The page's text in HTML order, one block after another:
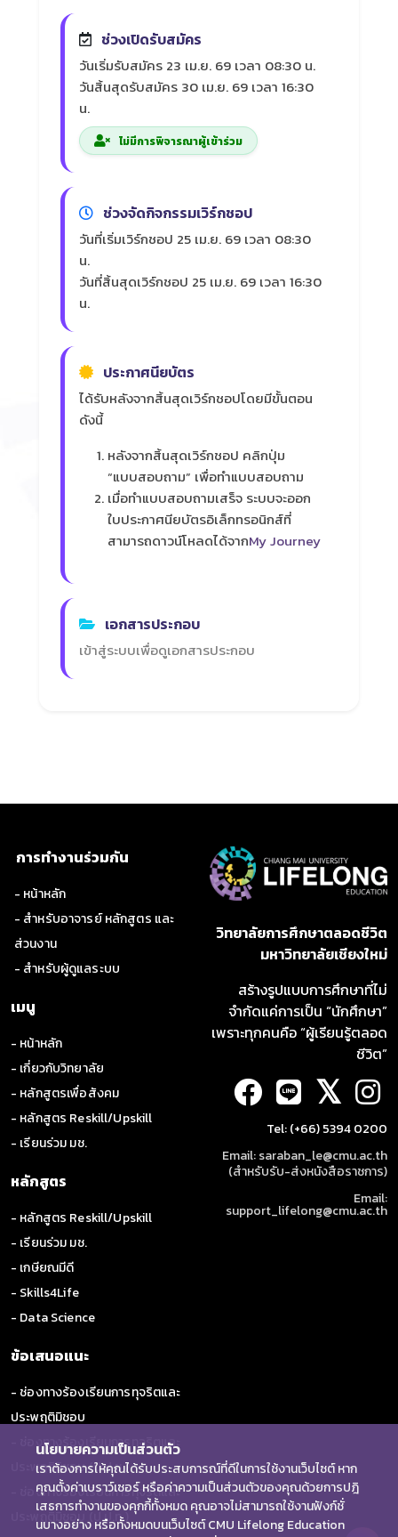
ช่วงเปิดรับสมัคร
วันเริ่มรับสมัคร 23 เม.ย. 69 เวลา 08:30 น.
วันสิ้นสุดรับสมัคร 30 เม.ย. 69 เวลา 16:30
น.
ไม่มีการพิจารณาผู้เข้าร่วม
ช่วงจัดกิจกรรมเวิร์กชอป
วันที่เริ่มเวิร์กชอป 25 เม.ย. 69 เวลา 08:30
น.
วันที่สิ้นสุดเวิร์กชอป 25 เม.ย. 69 เวลา 16:30
น.
ประกาศนียบัตร
ได้รับหลังจากสิ้นสุดเวิร์กชอปโดยมีขั้นตอน
ดังนี้
หลังจากสิ้นสุดเวิร์กชอป คลิกปุ่ม
“แบบสอบถาม” เพื่อทำแบบสอบถาม
เมื่อทำแบบสอบถามเสร็จ ระบบจะออก
ใบประกาศนียบัตรอิเล็กทรอนิกส์ที่
สามารถดาวน์โหลดได้จากMy Journey
เอกสารประกอบ
เข้าสู่ระบบเพื่อดูเอกสารประกอบ
การทำงานร่วมกัน
- หน้าหลัก
- สำหรับอาจารย์ หลักสูตร และ
ส่วนงาน
- สำหรับผู้ดูแลระบบ
เมนู
- หน้าหลัก
- เกี่ยวกับวิทยาลัย
- หลักสูตรเพื่อสังคม
- หลักสูตร Reskill/Upskill
- เรียนร่วม มช.
หลักสูตร
- หลักสูตร Reskill/Upskill
- เรียนร่วม มช.
- เกษียณมีดี
- Skills4Life
- Data Science
ข้อเสนอแนะ
- ช่องทางร้องเรียนการทุจริตและ
ประพฤติมิชอบ
- ช่องทางร้องเรียนการทุจริตและ
ประพฤติมิชอบ (ป.ป.ช.)
- ช่องทางร้องเรียนการทุจริตและ
ประพฤติมิชอบ (ป.ป.ท.)
วิทยาลัยการศึกษาตลอดชีวิต
มหาวิทยาลัยเชียงใหม่
สร้างรูปแบบการศึกษาที่ไม่
จำกัดแค่การเป็น “นักศึกษา”
เพราะทุกคนคือ “ผู้เรียนรู้ตลอด
ชีวิต”
𝕏
Tel: (+66) 5394 0200
Email: saraban_le@cmu.ac.th
(สำหรับรับ-ส่งหนังสือราชการ)
Email:
support_lifelong@cmu.ac.th
นโยบายความเป็นส่วนตัว
เราต้องการให้คุณได้รับประสบการณ์ที่ดีในการใช้งานเว็บไซต์ หาก
คุณตั้งค่าเบราว์เซอร์ หรือค่าความเป็นส่วนตัวของคุณด้วยการปฎิ
เสธการทำงานของคุกกี้ทั้งหมด คุณอาจไม่สามารถใช้งานฟังก์ชั่
นบางอย่าง หรือทั้งหมดบนเว็บไซต์ CMU Lifelong Education